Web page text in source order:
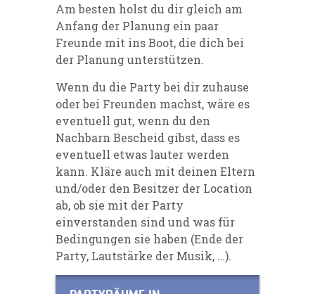
Am besten holst du dir gleich am
Anfang der Planung ein paar
Freunde mit ins Boot, die dich bei
der Planung unterstützen.
Wenn du die Party bei dir zuhause
oder bei Freunden machst, wäre es
eventuell gut, wenn du den
Nachbarn Bescheid gibst, dass es
eventuell etwas lauter werden
kann. Kläre auch mit deinen Eltern
und/oder den Besitzer der Location
ab, ob sie mit der Party
einverstanden sind und was für
Bedingungen sie haben (Ende der
Party, Lautstärke der Musik, …).